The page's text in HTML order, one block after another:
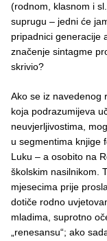
(rodnom, klasnom i
suprugu – jedni će
pripadnici generacije
značenje sintagme
skrivio?
Ako se iz navedenog
koja podrazumijeva
neuvjerljivostima,
u segmentima knjige
Luku – a osobito na
školskim nasilnikom.
mjesecima prije
dotiče rodno
mladima, suprotno
„renesansu“; ako